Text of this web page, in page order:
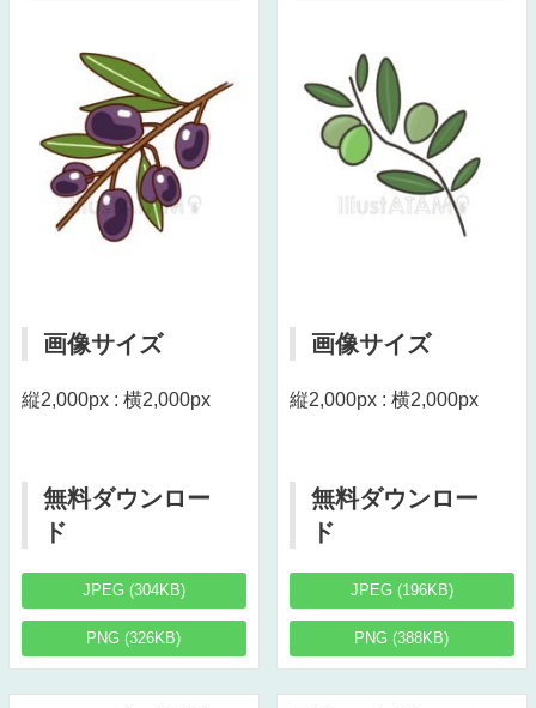
画像サイズ
縦2,000px : 横2,000px
無料ダウンロー
ド
JPEG (304KB)
PNG (326KB)
画像サイズ
縦2,000px : 横2,000px
無料ダウンロー
ド
JPEG (196KB)
PNG (388KB)